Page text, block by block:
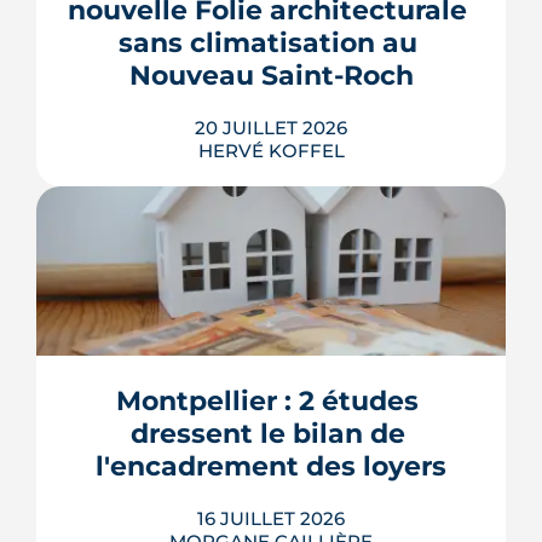
perdre un ou deux ans.
LIRE L'ARTICLE
nouvelle Folie architecturale
sans climatisation au
Nouveau Saint-Roch
20 JUILLET 2026
HERVÉ KOFFEL
La Toupie, un immeuble de 19 m en
bois et paille et sans climatiseurs
individuels, sortira de terre place
Dalida. inscrit dans les projets de
nouvelles Folies architecturales, ce
tiers-lieu sera livré en mai 2027.
LIRE L'ARTICLE
Montpellier : 2 études
dressent le bilan de
l'encadrement des loyers
16 JUILLET 2026